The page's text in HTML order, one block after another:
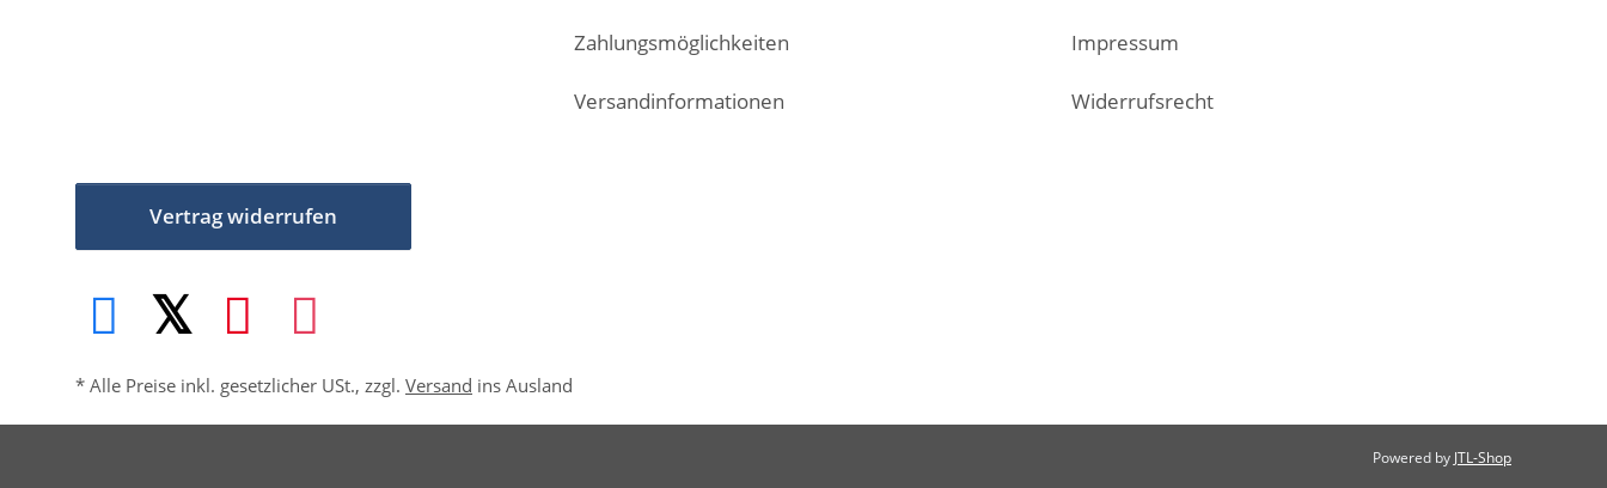
Zahlungsmöglichkeiten
Versandinformationen
Impressum
Widerrufsrecht
Vertrag widerrufen
* Alle Preise inkl. gesetzlicher USt., zzgl. Versand ins Ausland
Powered by JTL-Shop